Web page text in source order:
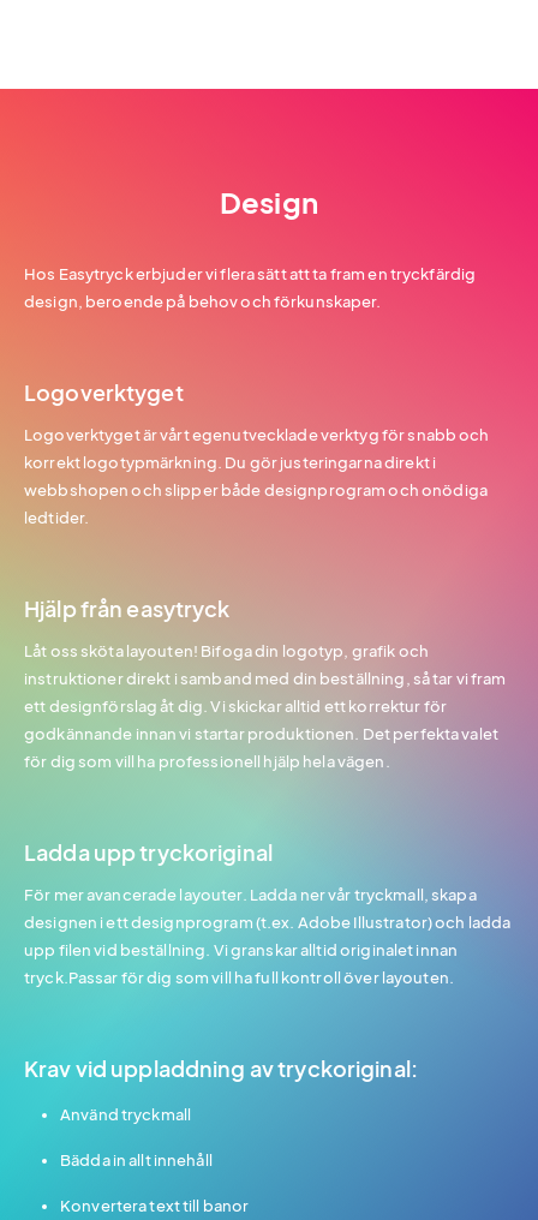
Design
Hos Easytryck erbjuder vi flera sätt att ta fram en tryckfärdig
design, beroende på behov och förkunskaper.
Logoverktyget
Logoverktyget är vårt egenutvecklade verktyg för snabb och
korrekt logotypmärkning. Du gör justeringarna direkt i
webbshopen och slipper både designprogram och onödiga
ledtider.
Hjälp från easytryck
Låt oss sköta layouten! Bifoga din logotyp, grafik och
instruktioner direkt i samband med din beställning, så tar vi fram
ett designförslag åt dig. Vi skickar alltid ett korrektur för
godkännande innan vi startar produktionen. Det perfekta valet
för dig som vill ha professionell hjälp hela vägen.
Ladda upp tryckoriginal
För mer avancerade layouter. Ladda ner vår tryckmall, skapa
designen i ett designprogram (t.ex. Adobe Illustrator) och ladda
upp filen vid beställning. Vi granskar alltid originalet innan
tryck.Passar för dig som vill ha full kontroll över layouten.
Krav vid uppladdning av tryckoriginal:
Använd tryckmall
Bädda in allt innehåll
Konvertera text till banor